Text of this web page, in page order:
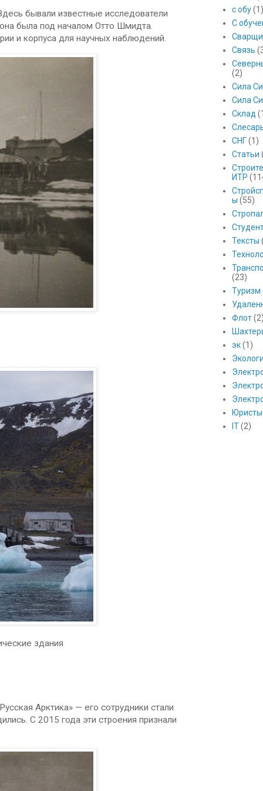
бывали известные исследователи
была под началом Отто Шмидта.
и корпуса для научных наблюдений.
здания
Арктика» — его сотрудники стали
С 2015 года эти строения признали
с обу (1)
С
Связь
(2)
Сила
Сила
Склад
СНГ (1)
Статьи
ИТР
ы (55)
Тексты
(23)
Туризм
Флот
эк (1)
Юристы
IT (2)